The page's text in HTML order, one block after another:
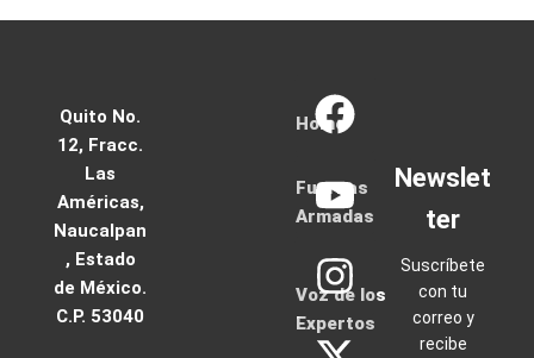
Quito No.
12, Fracc.
Las
Américas,
Naucalpan
, Estado
de México.
C.P. 53040
Home
Fuerzas
Armadas
Voz de los
Expertos
Newslet
ter
Suscríbete
con tu
correo y
recibe